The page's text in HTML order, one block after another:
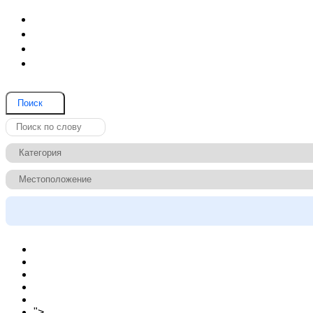
Поиск